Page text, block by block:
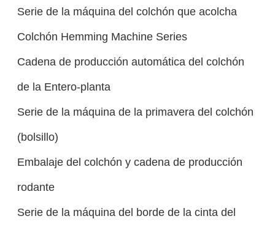
Serie de la máquina del colchón que acolcha
Colchón Hemming Machine Series
Cadena de producción automática del colchón
de la Entero-planta
Serie de la máquina de la primavera del colchón
(bolsillo)
Embalaje del colchón y cadena de producción
rodante
Serie de la máquina del borde de la cinta del